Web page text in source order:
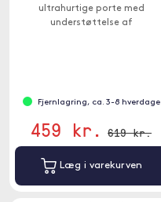
ultrahurtige porte med
understøttelse af
Fjernlagring, ca. 3-8 hverdage
459 kr. 619 kr.
Læg i varekurven